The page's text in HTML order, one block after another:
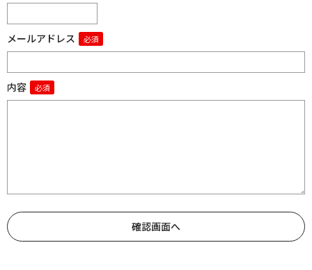
メールアドレス
内容